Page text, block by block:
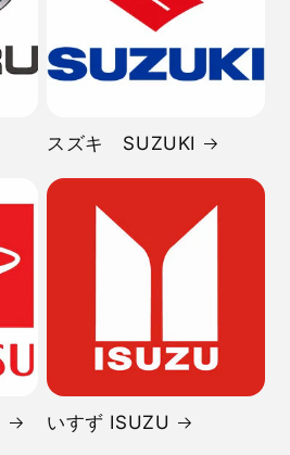
スズキ SUZUKI
いすず ISUZU